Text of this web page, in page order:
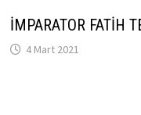
İMPARATOR FATİH
4 Mart 2021